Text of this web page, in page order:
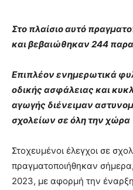
Στο πλαίσιο αυτό
και βεβαιώθηκαν 244
Επιπλέον ενημερωτικά
οδικής ασφάλειας και
αγωγής διένειμαν
σχολείων σε όλη την χώρα
Στοχευμένοι έλεγχοι σε
πραγματοποιήθηκαν
2023, με αφορμή την